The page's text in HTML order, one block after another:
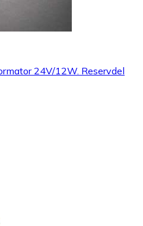
24V/12W. Reservdel